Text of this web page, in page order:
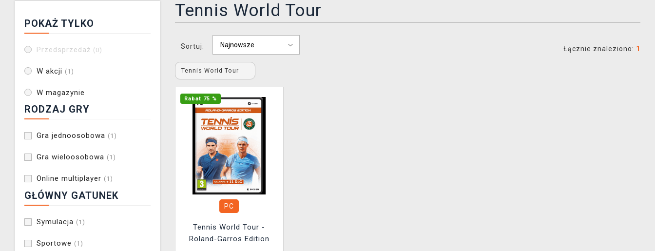
POKAŻ TYLKO
Przedsprzedaż (0)
W akcji (1)
W magazynie
RODZAJ GRY
Gra jednoosobowa (1)
Gra wieloosobowa (1)
Online multiplayer (1)
GŁÓWNY GATUNEK
Symulacja (1)
Sportowe (1)
Tennis World Tour
Sortuj: Łącznie znaleziono: 1
Tennis World Tour
Rabat 75 %
PC
Tennis World Tour -
Roland-Garros Edition